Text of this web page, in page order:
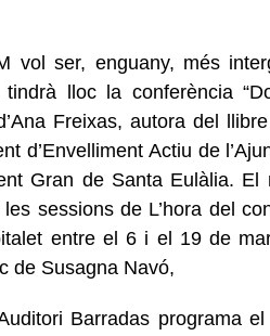
vol ser, enguany, més
lloc la conferència
Freixas, autora del
d’Envelliment Actiu de
Gran de Santa Eulàlia. El
sessions de L’hora del
entre el 6 i el 19 de
de Susagna Navó,
Barradas programa